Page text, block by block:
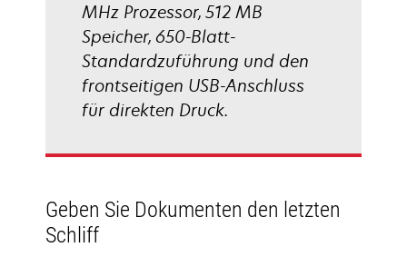
MHz Prozessor, 512 MB
Speicher, 650-Blatt-
Standardzuführung und den
frontseitigen USB-Anschluss
für direkten Druck.
Geben Sie Dokumenten den letzten
Schliff